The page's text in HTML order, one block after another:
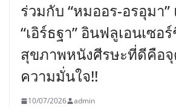
ร่วมกับ “หมออร-อรอุมา”
“เอิร์ธฐา” อินฟลูเอนเซ
สุขภาพหนังศีรษะที่ดีคือจุ
ความมั่นใจ!!
10/07/2026 admin